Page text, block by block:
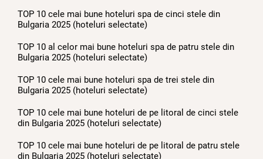
TOP 10 cele mai bune hoteluri spa de cinci stele din
Bulgaria 2025 (hoteluri selectate)
TOP 10 al celor mai bune hoteluri spa de patru stele din
Bulgaria 2025 (hoteluri selectate)
TOP 10 cele mai bune hoteluri spa de trei stele din
Bulgaria 2025 (hoteluri selectate)
TOP 10 cele mai bune hoteluri de pe litoral de cinci stele
din Bulgaria 2025 (hoteluri selectate)
TOP 10 cele mai bune hoteluri de pe litoral de patru stele
din Bulgaria 2025 (hoteluri selectate)